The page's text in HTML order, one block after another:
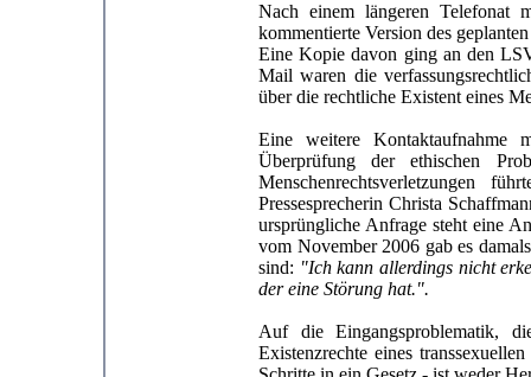
Nach einem längeren Telefonat
kommentierte Version des
Eine Kopie davon ging an den
Mail waren die
über die rechtliche Existent eines
Eine weitere Kontaktaufnahme
Überprüfung der ethischen
Menschenrechtsverletzungen
Pressesprecherin Christa
ursprüngliche Anfrage steht eine
vom November 2006 gab es
sind: "Ich kann allerdings nicht
der eine Störung hat.".
Auf die Eingangsproblematik,
Existenzrechte eines